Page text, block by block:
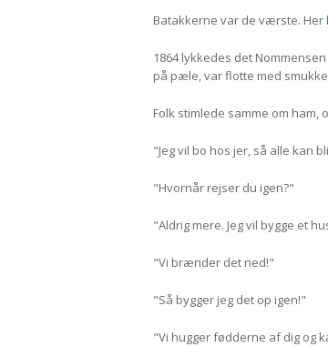
Batakkerne var de værste. Her
1864 lykkedes det
på pæle, var flotte med
Folk stimlede samme om
"Jeg vil bo hos jer, så alle kan
"Hvornår rejser du igen?"
"Aldrig mere. Jeg vil bygge et
"Vi brænder det ned!"
"Så bygger jeg det op igen!"
"Vi hugger fødderne af dig og